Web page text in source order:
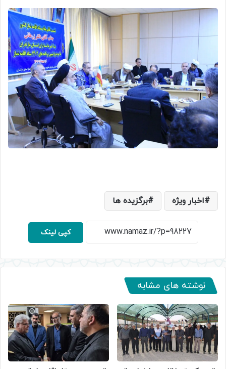
اخبار ویژه برگزیده ها
کپی لینک
نوشته های مشابه